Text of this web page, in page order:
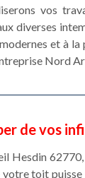
vos
diverses
et à
Nord
de vos
Hesdin
toit